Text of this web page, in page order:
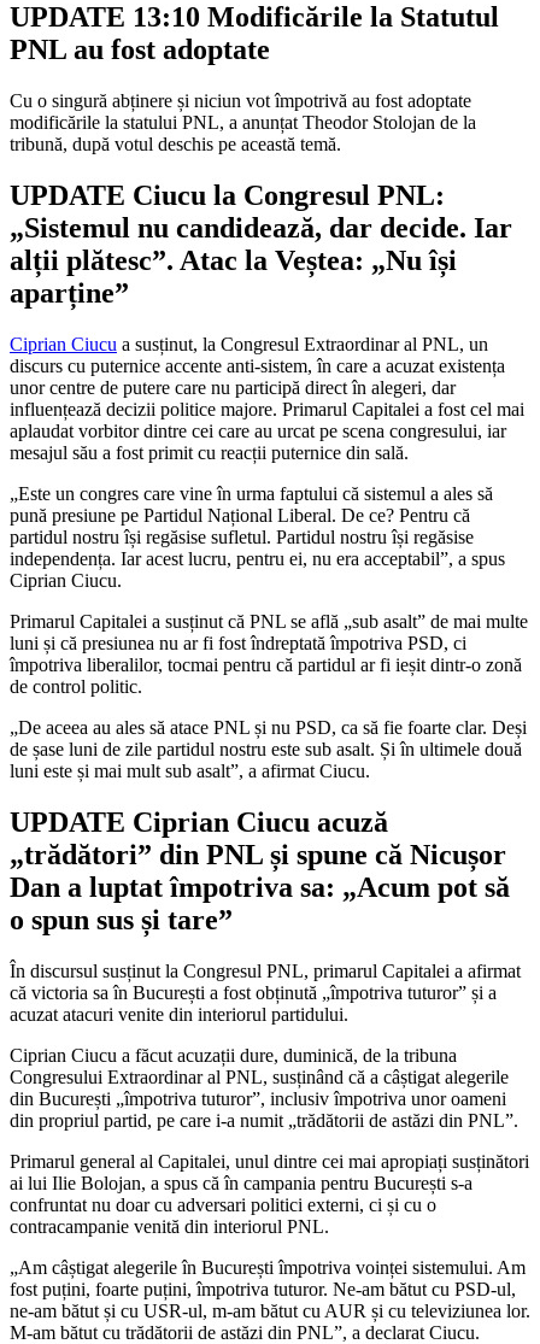
UPDATE 13:10 Modificările la Statutul
PNL au fost adoptate
Cu o singură abținere și niciun vot împotrivă au fost adoptate
modificările la statului PNL, a anunțat Theodor Stolojan de la
tribună, după votul deschis pe această temă.
UPDATE Ciucu la Congresul PNL:
„Sistemul nu candidează, dar decide. Iar
alții plătesc”. Atac la Veștea: „Nu își
aparține”
Ciprian Ciucu a susținut, la Congresul Extraordinar al PNL, un
discurs cu puternice accente anti-sistem, în care a acuzat existența
unor centre de putere care nu participă direct în alegeri, dar
influențează decizii politice majore. Primarul Capitalei a fost cel mai
aplaudat vorbitor dintre cei care au urcat pe scena congresului, iar
mesajul său a fost primit cu reacții puternice din sală.
„Este un congres care vine în urma faptului că sistemul a ales să
pună presiune pe Partidul Național Liberal. De ce? Pentru că
partidul nostru își regăsise sufletul. Partidul nostru își regăsise
independența. Iar acest lucru, pentru ei, nu era acceptabil”, a spus
Ciprian Ciucu.
Primarul Capitalei a susținut că PNL se află „sub asalt” de mai multe
luni și că presiunea nu ar fi fost îndreptată împotriva PSD, ci
împotriva liberalilor, tocmai pentru că partidul ar fi ieșit dintr-o zonă
de control politic.
„De aceea au ales să atace PNL și nu PSD, ca să fie foarte clar. Deși
de șase luni de zile partidul nostru este sub asalt. Și în ultimele două
luni este și mai mult sub asalt”, a afirmat Ciucu.
UPDATE Ciprian Ciucu acuză
„trădători” din PNL și spune că Nicușor
Dan a luptat împotriva sa: „Acum pot să
o spun sus și tare”
În discursul susținut la Congresul PNL, primarul Capitalei a afirmat
că victoria sa în București a fost obținută „împotriva tuturor” și a
acuzat atacuri venite din interiorul partidului.
Ciprian Ciucu a făcut acuzații dure, duminică, de la tribuna
Congresului Extraordinar al PNL, susținând că a câștigat alegerile
din București „împotriva tuturor”, inclusiv împotriva unor oameni
din propriul partid, pe care i-a numit „trădătorii de astăzi din PNL”.
Primarul general al Capitalei, unul dintre cei mai apropiați susținători
ai lui Ilie Bolojan, a spus că în campania pentru București s-a
confruntat nu doar cu adversari politici externi, ci și cu o
contracampanie venită din interiorul PNL.
„Am câștigat alegerile în București împotriva voinței sistemului. Am
fost puțini, foarte puțini, împotriva tuturor. Ne-am bătut cu PSD-ul,
ne-am bătut și cu USR-ul, m-am bătut cu AUR și cu televiziunea lor.
M-am bătut cu trădătorii de astăzi din PNL”, a declarat Ciucu.